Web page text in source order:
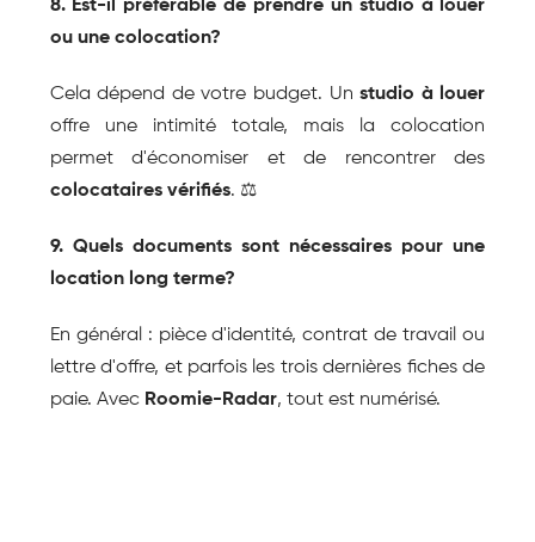
8. Est-il préférable de prendre un studio à louer
ou une colocation?
Cela dépend de votre budget. Un studio à louer
offre une intimité totale, mais la colocation
colocataires vérifiés. ⚖️
9. Quels documents sont nécessaires pour une
location long terme?
En général : pièce d'identité, contrat de travail ou
lettre d'offre, et parfois les trois dernières fiches de
paie. Avec Roomie-Radar, tout est numérisé.